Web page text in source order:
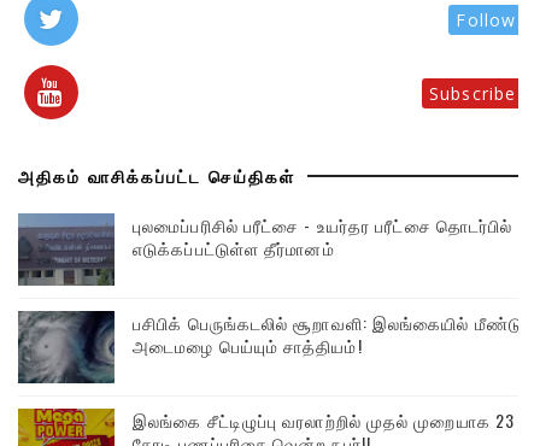
Follow
Subscribe
அதிகம் வாசிக்கப்பட்ட செய்திகள்
புலமைப்பரிசில் பரீட்சை - உயர்தர பரீட்சை தொடர்பில்
எடுக்கப்பட்டுள்ள தீர்மானம்
பசிபிக் பெருங்கடலில் சூறாவளி: இலங்கையில் மீண்டும்
அடைமழை பெய்யும் சாத்தியம்!
இலங்கை சீட்டிழுப்பு வரலாற்றில் முதல் முறையாக 23